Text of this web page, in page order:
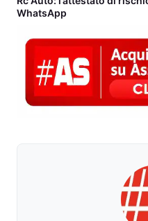
WhatsApp